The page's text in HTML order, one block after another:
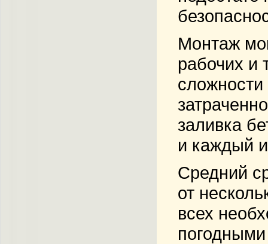
Монтаж
рабочих и
заливка
и каждый
Средний
от
всех